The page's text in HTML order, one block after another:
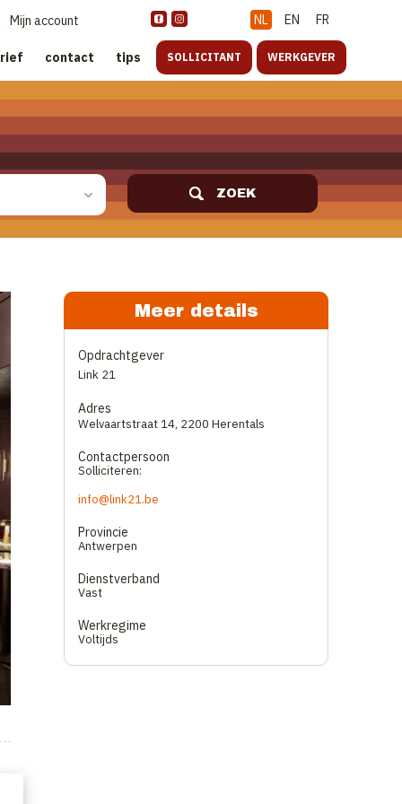
NL EN FR
Mijn account
contact tips SOLLICITANT WERKGEVER
ZOEK
Meer details
Opdrachtgever
Link 21
Adres
Welvaartstraat 14, 2200 Herentals
Contactpersoon
Solliciteren:
info@link21.be
Provincie
Antwerpen
Dienstverband
Vast
Werkregime
Voltijds